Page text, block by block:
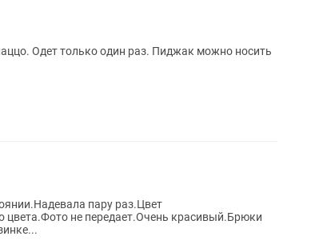
Одет только один раз. Пиджак можно носить
пару раз.Цвет
не передает.Очень красивый.Брюки